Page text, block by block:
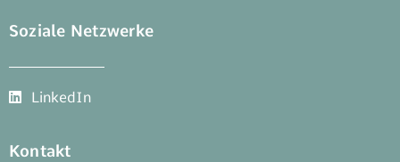
Soziale Netzwerke
LinkedIn
Kontakt